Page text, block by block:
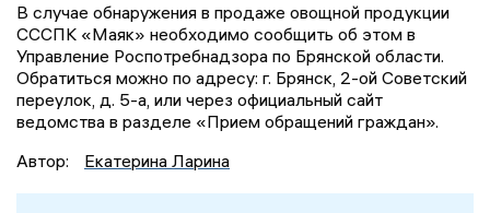
В случае обнаружения в продаже овощной продукции
СССПК «Маяк» необходимо сообщить об этом в
Управление Роспотребнадзора по Брянской области.
Обратиться можно по адресу: г. Брянск, 2-ой Советский
переулок, д. 5-а, или через официальный сайт
ведомства в разделе «Прием обращений граждан».
Автор:
Екатерина Ларина